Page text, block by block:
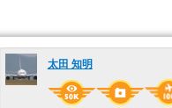
太田 知明